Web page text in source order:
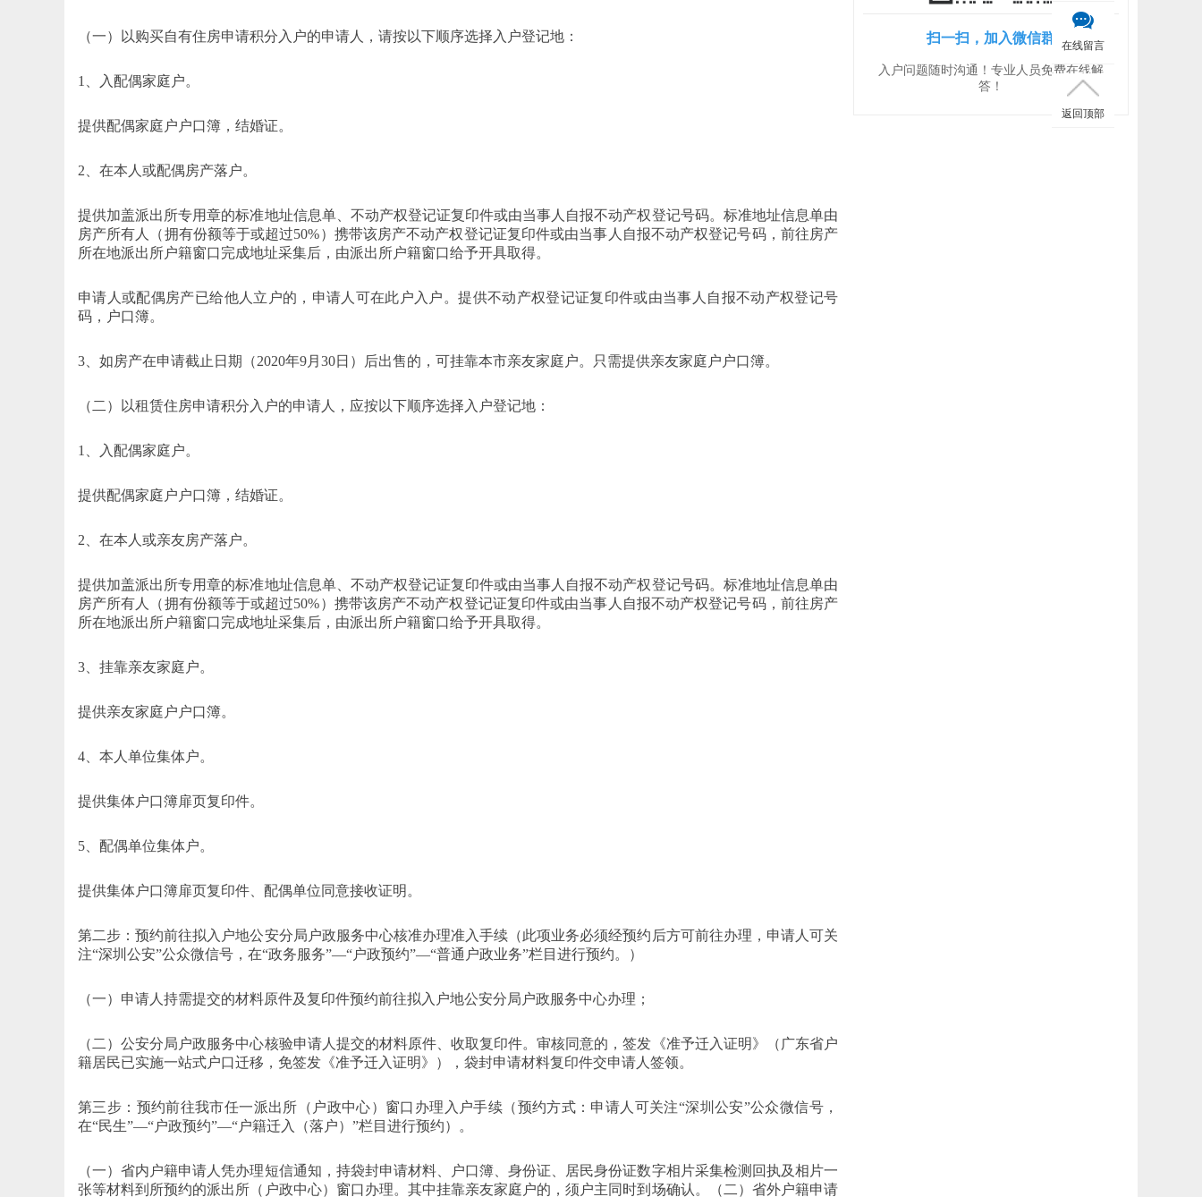
（一）以购买自有住房申请积分入户的申请人，请按以下顺序选择入户登记地：
1、入配偶家庭户。
提供配偶家庭户户口簿，结婚证。
2、在本人或配偶房产落户。
提供加盖派出所专用章的标准地址信息单、不动产权登记证复印件或由当事人自报不动产权登记号码。标准地址信息单由
房产所有人（拥有份额等于或超过50%）携带该房产不动产权登记证复印件或由当事人自报不动产权登记号码，前往房产
所在地派出所户籍窗口完成地址采集后，由派出所户籍窗口给予开具取得。
申请人或配偶房产已给他人立户的，申请人可在此户入户。提供不动产权登记证复印件或由当事人自报不动产权登记号
码，户口簿。
3、如房产在申请截止日期（2020年9月30日）后出售的，可挂靠本市亲友家庭户。只需提供亲友家庭户户口簿。
（二）以租赁住房申请积分入户的申请人，应按以下顺序选择入户登记地：
1、入配偶家庭户。
提供配偶家庭户户口簿，结婚证。
2、在本人或亲友房产落户。
提供加盖派出所专用章的标准地址信息单、不动产权登记证复印件或由当事人自报不动产权登记号码。标准地址信息单由
房产所有人（拥有份额等于或超过50%）携带该房产不动产权登记证复印件或由当事人自报不动产权登记号码，前往房产
所在地派出所户籍窗口完成地址采集后，由派出所户籍窗口给予开具取得。
3、挂靠亲友家庭户。
提供亲友家庭户户口簿。
4、本人单位集体户。
提供集体户口簿扉页复印件。
5、配偶单位集体户。
提供集体户口簿扉页复印件、配偶单位同意接收证明。
第二步：预约前往拟入户地公安分局户政服务中心核准办理准入手续（此项业务必须经预约后方可前往办理，申请人可关
注“深圳公安”公众微信号，在“政务服务”—“户政预约”—“普通户政业务”栏目进行预约。）
（一）申请人持需提交的材料原件及复印件预约前往拟入户地公安分局户政服务中心办理；
（二）公安分局户政服务中心核验申请人提交的材料原件、收取复印件。审核同意的，签发《准予迁入证明》（广东省户
籍居民已实施一站式户口迁移，免签发《准予迁入证明》），袋封申请材料复印件交申请人签领。
第三步：预约前往我市任一派出所（户政中心）窗口办理入户手续（预约方式：申请人可关注“深圳公安”公众微信号，
在“民生”—“户政预约”—“户籍迁入（落户）”栏目进行预约）。
（一）省内户籍申请人凭办理短信通知，持袋封申请材料、户口簿、身份证、居民身份证数字相片采集检测回执及相片一
张等材料到所预约的派出所（户政中心）窗口办理。其中挂靠亲友家庭户的，须户主同时到场确认。（二）省外户籍申请
扫一扫，加入微信群
入户问题随时沟通！专业人员免费在线解
答！
在线留言
返回顶部